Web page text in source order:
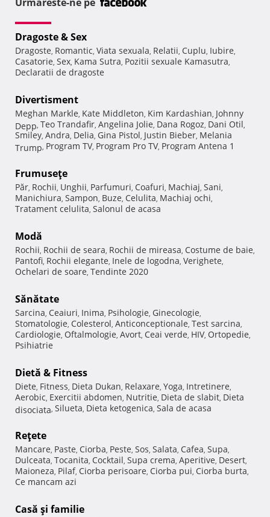
Urmareste-ne pe
Dragoste & Sex
Dragoste, Romantic, Viata sexuala, Relatii, Cuplu, Iubire,
Casatorie, Sex, Kama Sutra, Pozitii sexuale Kamasutra,
Declaratii de dragoste
Divertisment
Meghan Markle, Kate Middleton, Kim Kardashian, Johnny
Depp, Teo Trandafir, Angelina Jolie, Dana Rogoz, Dani Otil,
Smiley, Andra, Delia, Gina Pistol, Justin Bieber, Melania
Trump, Program TV, Program Pro TV, Program Antena 1
Frumuseţe
Păr, Rochii, Unghii, Parfumuri, Coafuri, Machiaj, Sani,
Manichiura, Sampon, Buze, Celulita, Machiaj ochi,
Tratament celulita, Salonul de acasa
Modă
Rochii, Rochii de seara, Rochii de mireasa, Costume de baie,
Pantofi, Rochii elegante, Inele de logodna, Verighete,
Ochelari de soare, Tendinte 2020
Sănătate
Sarcina, Ceaiuri, Inima, Psihologie, Ginecologie,
Stomatologie, Colesterol, Anticonceptionale, Test sarcina,
Cardiologie, Oftalmologie, Avort, Ceai verde, HIV, Ortopedie,
Psihiatrie
Dietă & Fitness
Diete, Fitness, Dieta Dukan, Relaxare, Yoga, Intretinere,
Aerobic, Exercitii abdomen, Nutritie, Dieta de slabit, Dieta
disociata, Silueta, Dieta ketogenica, Sala de acasa
Reţete
Mancare, Paste, Ciorba, Peste, Sos, Salata, Cafea, Supa,
Dulceata, Tocanita, Cocktail, Supa crema, Aperitive, Desert,
Maioneza, Pilaf, Ciorba perisoare, Ciorba pui, Ciorba burta,
Ce mancam azi
Casă şi familie